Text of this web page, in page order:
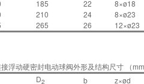
185 22
8×ø18
210 24
8×ø23
265 26 12×ø23
浮动硬密封电动球阀外形及结构尺寸 （mm
D2 b z×ød